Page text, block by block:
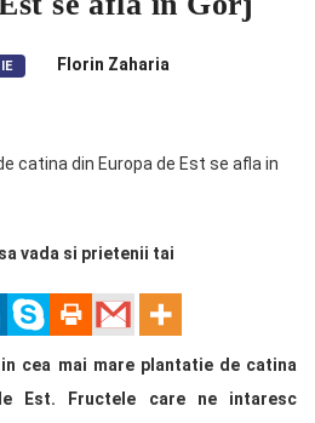
Florin Zaharia
vada si prietenii tai
cea mai mare plantatie de catina
Est. Fructele care ne intaresc